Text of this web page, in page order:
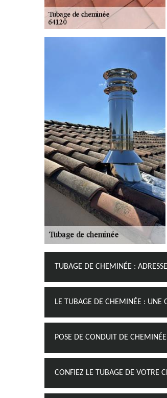
TUBAGE DE CHEMINÉE :
LE TUBAGE DE CHEMINÉE : UNE
POSE DE CONDUIT DE
CONFIEZ LE TUBAGE DE VOTRE